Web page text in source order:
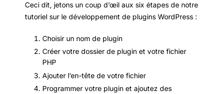
Ceci dit, jetons un coup d’œil aux six étapes de notre
tutoriel sur le développement de plugins WordPress :
Choisir un nom de plugin
Créer votre dossier de plugin et votre fichier
PHP
Ajouter l’en-tête de votre fichier
Programmer votre plugin et ajoutez des